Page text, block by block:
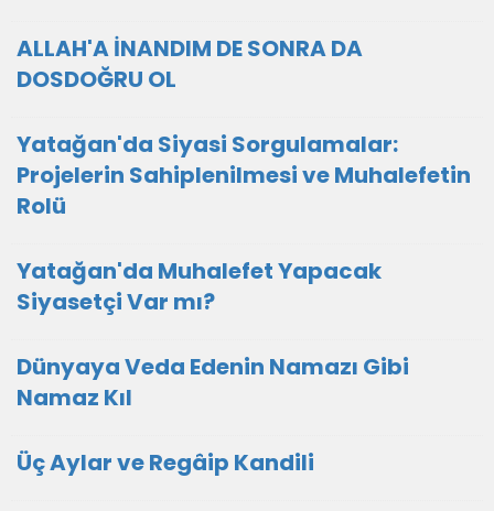
ALLAH'A İNANDIM DE SONRA DA
DOSDOĞRU OL
Yatağan'da Siyasi Sorgulamalar:
Projelerin Sahiplenilmesi ve Muhalefetin
Rolü
Yatağan'da Muhalefet Yapacak
Siyasetçi Var mı?
Dünyaya Veda Edenin Namazı Gibi
Namaz Kıl
Üç Aylar ve Regâip Kandili